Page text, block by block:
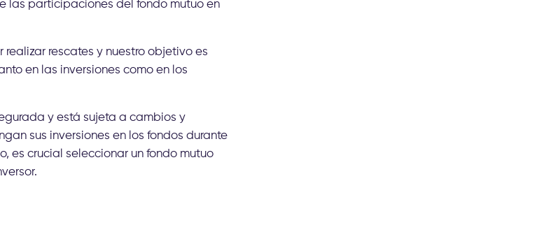
las participaciones del fondo mutuo en
rescates y nuestro objetivo es
en las inversiones como en los
y está sujeta a cambios y
sus inversiones en los fondos durante
es crucial seleccionar un fondo mutuo